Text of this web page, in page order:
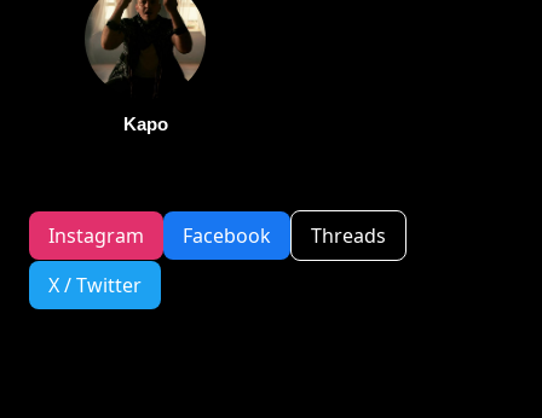
Kapo
Instagram Facebook
Threads
X / Twitter